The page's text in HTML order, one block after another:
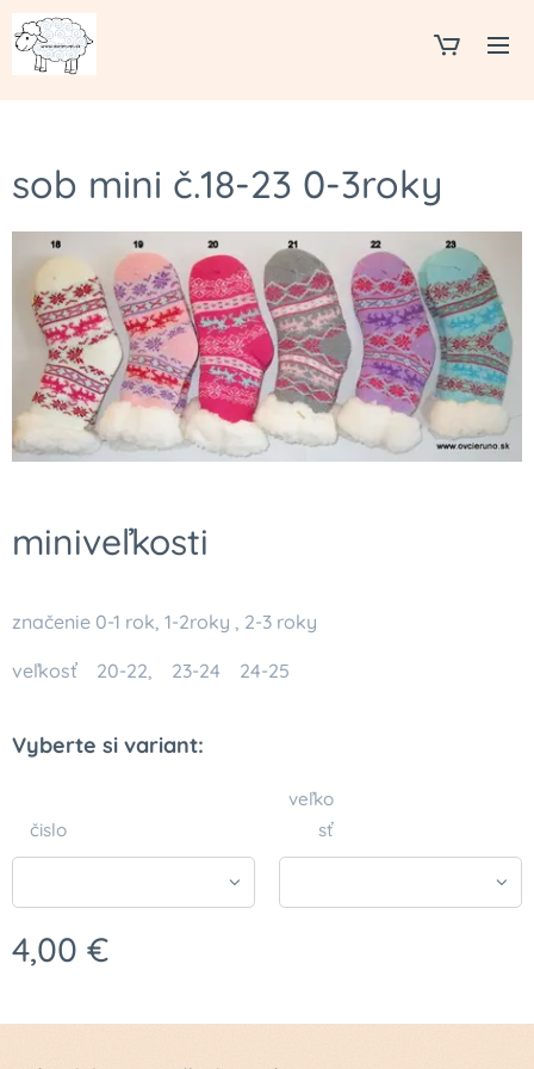
sob mini č.18-23 0-3roky
miniveľkosti
značenie 0-1 rok, 1-2roky , 2-3 roky
veľkosť 20-22, 23-24 24-25
Vyberte si variant:
čislo
veľko
sť
4,00 €